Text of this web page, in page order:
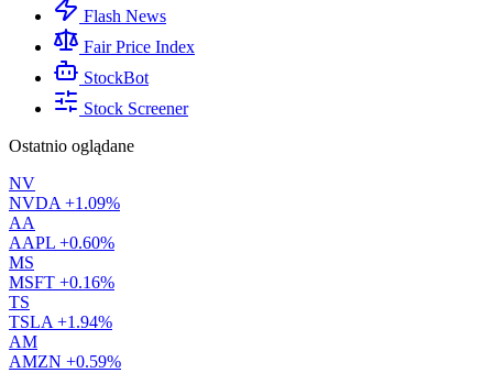
Flash News
Fair Price Index
StockBot
Stock Screener
Ostatnio oglądane
NV
NVDA +1.09%
AA
AAPL +0.60%
MS
MSFT +0.16%
TS
TSLA +1.94%
AM
AMZN +0.59%